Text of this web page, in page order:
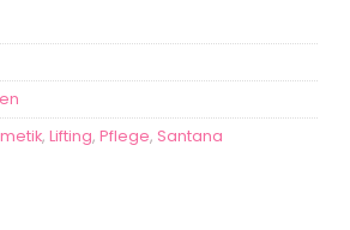
, Lifting, Pflege, Santana